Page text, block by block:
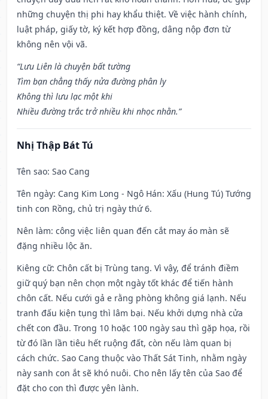
những chuyện thị phi hay khẩu thiệt. Về việc hành chính,
luật pháp, giấy tờ, ký kết hợp đồng, dâng nộp đơn từ
không nên vội vã.
“Lưu Liên là chuyện bất tường
Tìm bạn chẳng thấy nửa đường phân ly
Không thì lưu lạc một khi
Nhiều đường trắc trở nhiều khi nhọc nhằn.”
Nhị Thập Bát Tú
Tên sao: Sao Cang
Tên ngày: Cang Kim Long - Ngô Hán: Xấu (Hung Tú) Tướng
tinh con Rồng, chủ trị ngày thứ 6.
Nên làm: công việc liên quan đến cắt may áo màn sẽ
đặng nhiều lộc ăn.
Kiêng cữ: Chôn cất bị Trùng tang. Vì vậy, để tránh điềm
giữ quý bạn nên chọn một ngày tốt khác để tiến hành
chôn cất. Nếu cưới gả e rằng phòng không giá lạnh. Nếu
tranh đấu kiện tụng thì lâm bại. Nếu khởi dựng nhà cửa
chết con đầu. Trong 10 hoặc 100 ngày sau thì gặp họa, rồi
từ đó lần lần tiêu hết ruộng đất, còn nếu làm quan bị
cách chức. Sao Cang thuộc vào Thất Sát Tinh, nhằm ngày
này sanh con ắt sẽ khó nuôi. Cho nên lấy tên của Sao để
đặt cho con thì được yên lành.